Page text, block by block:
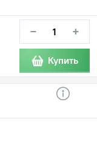
− +
Купить